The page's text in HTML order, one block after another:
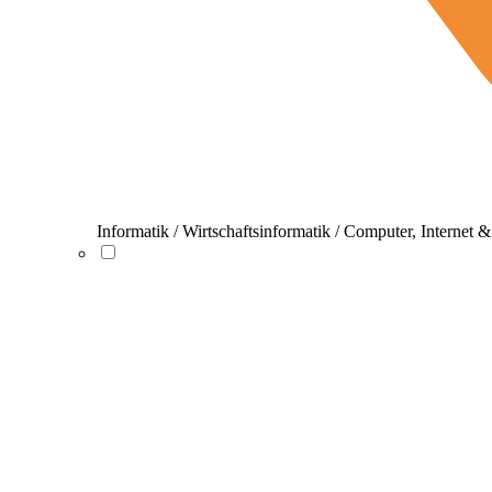
Informatik / Wirtschaftsinformatik / Computer, Internet